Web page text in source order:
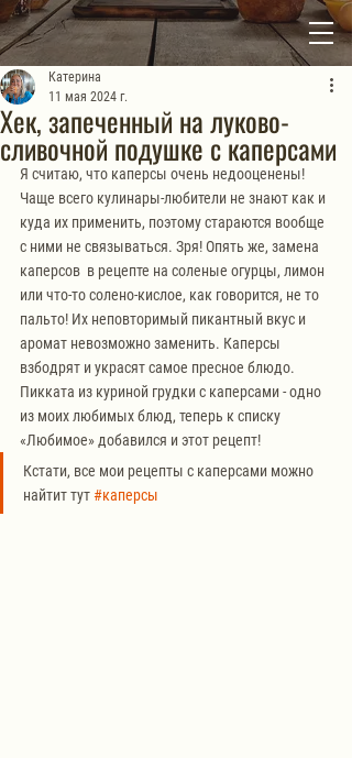
Хек, запеченный на луково-
сливочной подушке с каперсами
Катерина
11 мая 2024 г.
Я считаю, что каперсы очень недооценены!
Чаще всего кулинары-любители не знают как и
куда их применить, поэтому стараются вообще
с ними не связываться. Зря! Опять же, замена
каперсов  в рецепте на соленые огурцы, лимон
или что-то солено-кислое, как говорится, не то
пальто! Их неповторимый пикантный вкус и
аромат невозможно заменить. Каперсы
взбодрят и украсят самое пресное блюдо.
Пикката из куриной грудки с каперсами - одно
из моих любимых блюд, теперь к списку
«Любимое» добавился и этот рецепт!
Кстати, все мои рецепты с каперсами можно
найтит тут #каперсы